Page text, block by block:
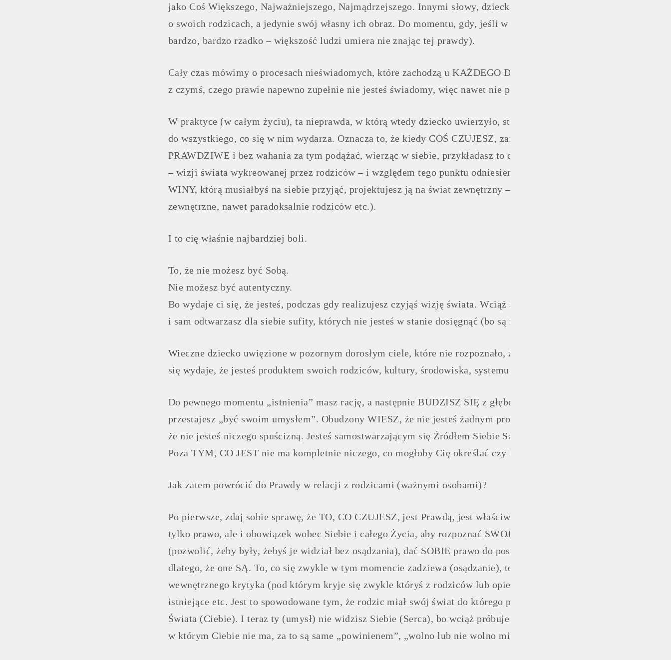
jako Coś Większego, Najważniejszego, Najmądrzejszego. Innymi słowy, dziecko (a potem dorosły człowiek) NIE
o swoich rodzicach, a jedynie swój własny ich obraz. Do momentu, gdy, jeśli w ogóle, wybierze WIDZIEĆ
bardzo, bardzo rzadko – większość ludzi umiera nie znając tej prawdy).
Cały czas mówimy o procesach nieświadomych, które zachodzą u KAŻDEGO DZIECKA BEZ WYJĄTKU. Mamy
z czymś, czego prawie napewno zupełnie nie jesteś świadomy, więc nawet nie pomyślałbyś, że coś takiego może „w
W praktyce (w całym życiu), ta nieprawda, w którą wtedy dziecko uwierzyło, staje się całym jego światem i
do wszystkiego, co się w nim wydarza. Oznacza to, że kiedy COŚ CZUJESZ, zamiast po prostu, naturalnie
PRAWDZIWE i bez wahania za tym podążać, wierząc w siebie, przykładasz to do punktu odniesienia, jaki od
– wizji świata wykreowanej przez rodziców – i względem tego punktu odniesienia osądzasz samego siebie i/lub, nie
WINY, którą musiałbyś na siebie przyjąć, projektujesz ją na świat zewnętrzny – wtedy obwiniasz (ludzi, system,
zewnętrzne, nawet paradoksalnie rodziców etc.).
I to cię właśnie najbardziej boli.
To, że nie możesz być Sobą.
Nie możesz być autentyczny.
Bo wydaje ci się, że jesteś, podczas gdy realizujesz czyjąś wizję świata. Wciąż siebie osądzasz (za słaby, za mało,
i sam odtwarzasz dla siebie sufity, których nie jesteś w stanie dosięgnąć (bo są niczym).
Wieczne dziecko uwięzione w pozornym dorosłym ciele, które nie rozpoznało, że jego istnienie pochodzi z Głębi
się wydaje, że jesteś produktem swoich rodziców, kultury, środowiska, systemu społecznego.
Do pewnego momentu „istnienia” masz rację, a następnie BUDZISZ SIĘ z głębokiego snu nieświadomości. To
przestajesz „być swoim umysłem”. Obudzony WIESZ, że nie jesteś żadnym produktem, że w twoich żyłach nie
że nie jesteś niczego spuścizną. Jesteś samostwarzającym się Źródłem Siebie Samego. I rozpoznać Siebie możesz
Poza TYM, CO JEST nie ma kompletnie niczego, co mogłoby Cię określać czy mówić o Tobie.
Jak zatem powrócić do Prawdy w relacji z rodzicami (ważnymi osobami)?
Po pierwsze, zdaj sobie sprawę, że TO, CO CZUJESZ, jest Prawdą, jest właściwe, jest WAŻNE, JEST. Jeśli już to
tylko prawo, ale i obowiązek wobec Siebie i całego Życia, aby rozpoznać SWOJE PRAGNIENIA, SWOJE potrzeby,
(pozwolić, żeby były, żebyś je widział bez osądzania), dać SOBIE prawo do posiadania własnych potrzeb i
dlatego, że one SĄ. To, co się zwykle w tym momencie zadziewa (osądzanie), to komentowanie tych potrzeb i
wewnętrznego krytyka (pod którym kryje się zwykle któryś z rodziców lub opiekunów) i nie uznawanie ich za
istniejące etc. Jest to spowodowane tym, że rodzic miał swój świat do którego przykładał Ciebie, jednocześnie nie
Świata (Ciebie). I teraz ty (umysł) nie widzisz Siebie (Serca), bo wciąż próbujesz odnaleźć Siebie w nie-swoim
w którym Ciebie nie ma, za to są same „powinienem”, „wolno lub nie wolno mi”, „muszę” etc.).